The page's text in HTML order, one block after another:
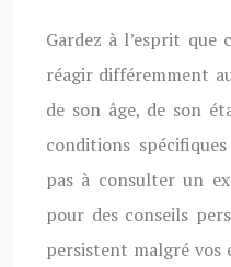
Gardez à l’esprit que
réagir différemment
de son âge, de son
conditions
pas à consulter un
pour des conseils
persistent malgré vos